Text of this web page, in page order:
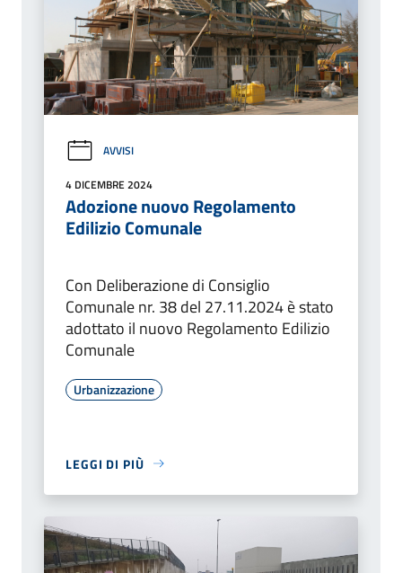
AVVISI
4 DICEMBRE 2024
Adozione nuovo Regolamento
Edilizio Comunale
Con Deliberazione di Consiglio
Comunale nr. 38 del 27.11.2024 è stato
adottato il nuovo Regolamento Edilizio
Comunale
Urbanizzazione
LEGGI DI PIÙ